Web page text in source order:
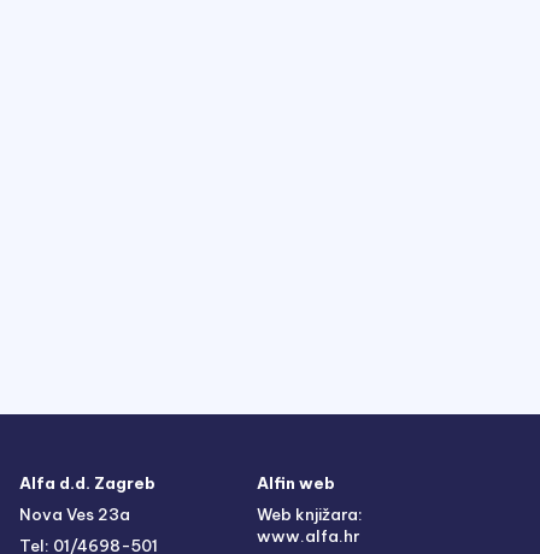
Alfa d.d. Zagreb
Nova Ves 23a
Tel: 01/4698-501
Alfin web
Web knjižara:
www.alfa.hr